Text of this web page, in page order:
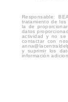
Responsable:
tratamiento de
la de
datos
actividad y no se
contactar con
y suprimir los
información